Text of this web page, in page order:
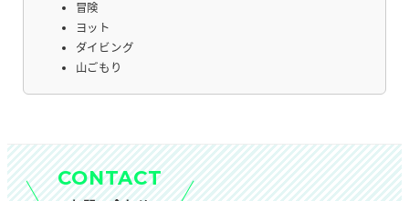
冒険
ヨット
ダイビング
山ごもり
CONTACT